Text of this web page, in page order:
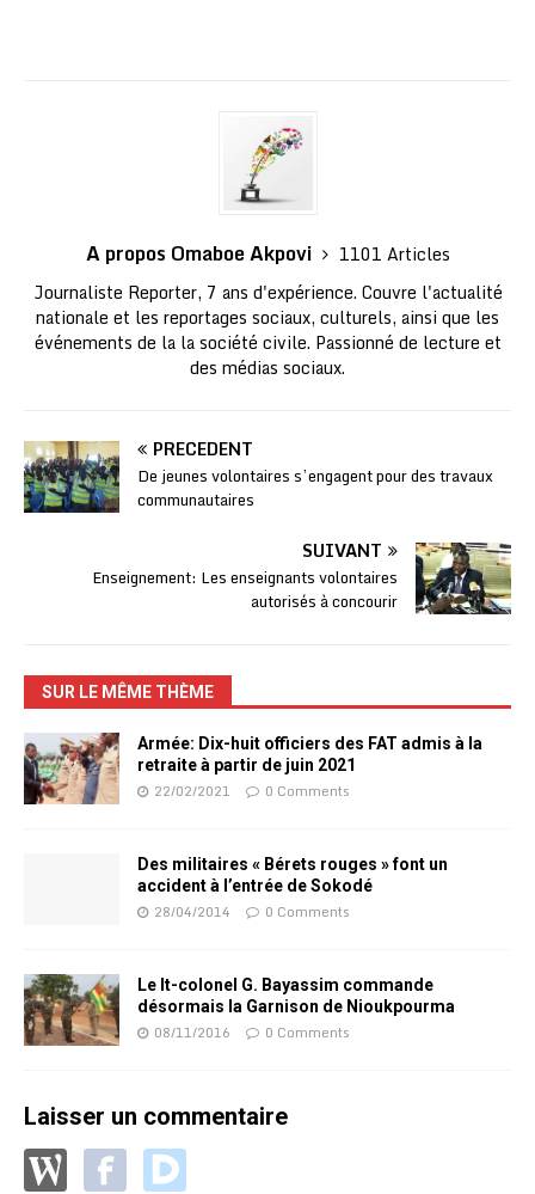
A propos Omaboe Akpovi
1101 Articles
Journaliste Reporter, 7 ans d'expérience. Couvre l'actualité
nationale et les reportages sociaux, culturels, ainsi que les
événements de la la société civile. Passionné de lecture et
des médias sociaux.
PRÉCÉDENT
De jeunes volontaires s’engagent pour des travaux
communautaires
SUIVANT
Enseignement: Les enseignants volontaires
autorisés à concourir
SUR LE MÊME THÈME
Armée: Dix-huit officiers des FAT admis à la
retraite à partir de juin 2021
22/02/2021 0 Comments
Des militaires « Bérets rouges » font un
accident à l’entrée de Sokodé
28/04/2014 0 Comments
Le lt-colonel G. Bayassim commande
désormais la Garnison de Nioukpourma
08/11/2016 0 Comments
Laisser un commentaire